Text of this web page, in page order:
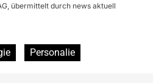
übermittelt durch news aktuell
Personalie